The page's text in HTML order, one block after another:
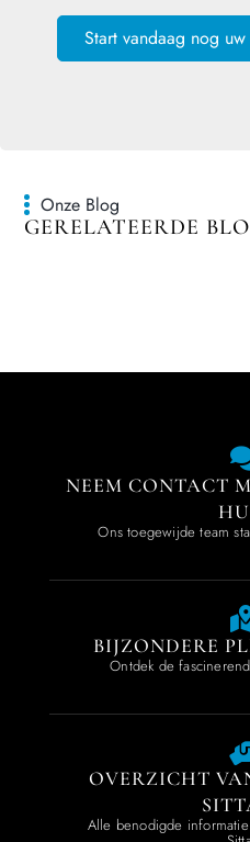
Start vandaag nog
Onze Blog
GERELATEERDE
NEEM CONTACT
Ons toegewijde team
BIJZONDERE
Ontdek de
OVERZICHT
Alle benodigde